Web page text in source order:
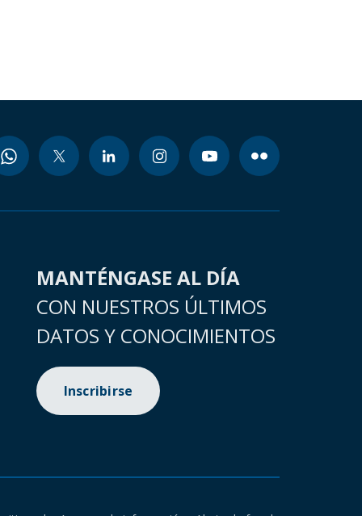
MANTÉNGASE AL DÍA
CON NUESTROS ÚLTIMOS
DATOS Y CONOCIMIENTOS
Inscribirse